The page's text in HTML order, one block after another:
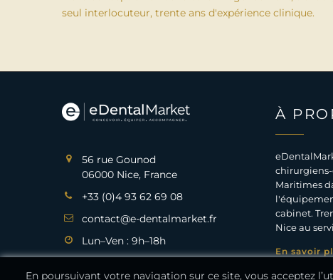
seul interlocuteur, trente ans d'expérience clinique.
56 rue Gounod
06000 Nice, France
+33 (0)4 93 62 69 08
contact@e-dentalmarket.fr
Lun–Ven : 9h–18h
À
Maritimes
cabinet.
Nice au
En savoir
En poursuivant votre navigation sur ce site, vous acceptez